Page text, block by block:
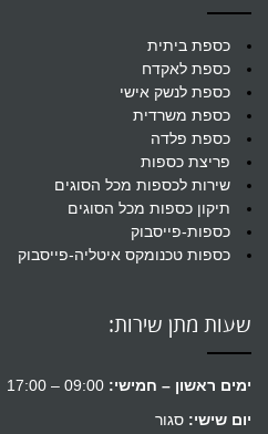
כספת ביתית
כספת לאקדח
כספת לנשק אישי
כספת משרדית
כספת פלדה
פריצת כספות
שירות לכספות מכל הסוגים
תיקון כספות מכל הסוגים
כספות-פייסבוק
כספות טכנומקס איטליה-פייסבוק
שעות מתן שירות:
ימים ראשון – חמישי:
יום שישי: סגור